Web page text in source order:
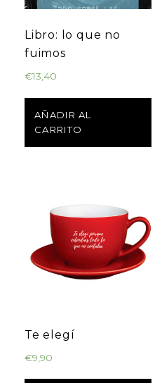
Libro: lo que no
fuimos
€13,40
AÑADIR AL
CARRITO
Te elegí
€9,90